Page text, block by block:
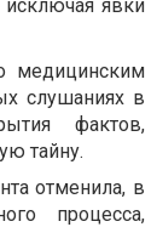
исключая явки
медицинским
слушаниях в
фактов,
тайну.
отменила, в
процесса,